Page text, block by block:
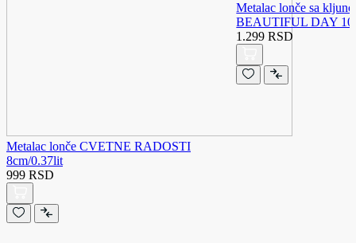
Metalac lonče CVETNE RADOSTI
8cm/0.37lit
999 RSD
Metalac lonče sa
BEAUTIFUL DAY
1.299 RSD